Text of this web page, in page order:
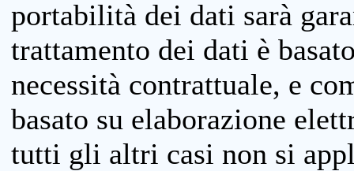
portabilità dei dati sarà
trattamento dei dati è
necessità contrattuale, e
basato su elaborazione
tutti gli altri casi non si